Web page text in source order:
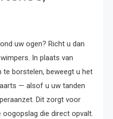
uw ogen? Richt u dan
In plaats van
te borstelen, beweegt u het
— alsof u uw tanden
Dit zorgt voor
oogopslag die direct opvalt.